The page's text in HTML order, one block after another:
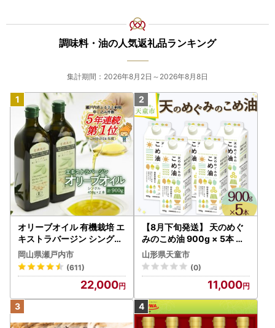
調味料・油の人気返礼品ランキング
集計期間：2026年8月2日～2026年8月8日
オリーブオイル 有機栽培 エ
キストラバージン シングル
2本 オリーブオイル
岡山県瀬戸内市
(611)
22,000
【8月下旬発送】 天のめぐ
みのこめ油 900g × 5本 米
油
山形県天童市
(0)
11,000